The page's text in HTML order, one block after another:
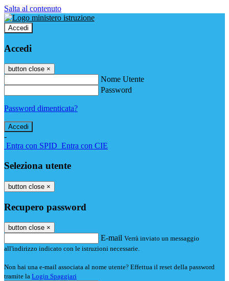
Salta al contenuto
Accedi
Accedi
button close ×
Nome Utente
Password
Password dimenticata?
-
Entra con SPID Entra con CIE
Seleziona utente
button close ×
Recupero password
button close ×
E-mail Verrà inviato un messaggio
all'indirizzo indicato con le istruzioni necessarie.
Non hai una e-mail associata al nome utente? Effettua il reset della password
tramite la Login Spaggiari